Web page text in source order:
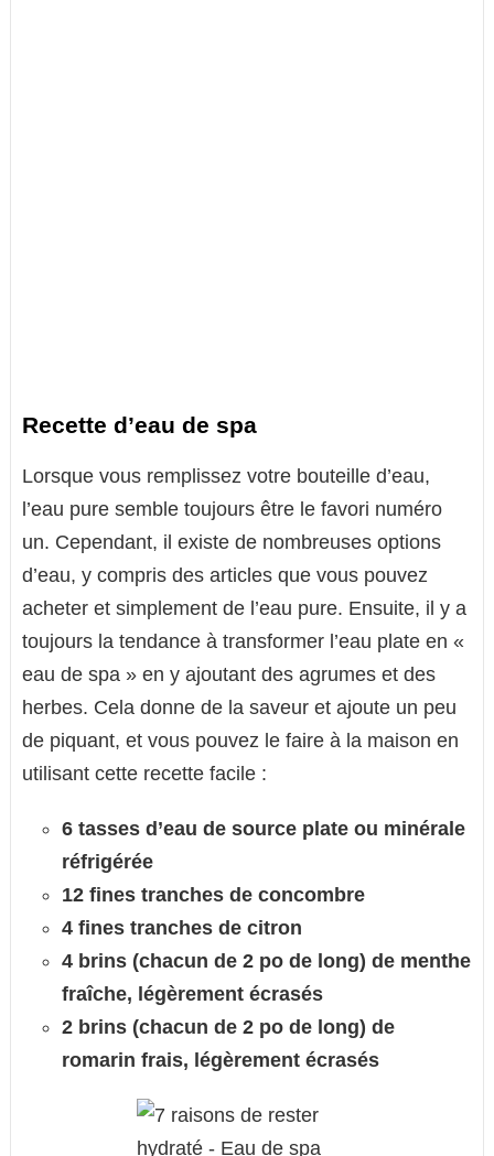
Recette d’eau de spa
Lorsque vous remplissez votre bouteille d’eau,
l’eau pure semble toujours être le favori numéro
un. Cependant, il existe de nombreuses options
d’eau, y compris des articles que vous pouvez
acheter et simplement de l’eau pure. Ensuite, il y a
toujours la tendance à transformer l’eau plate en «
eau de spa » en y ajoutant des agrumes et des
herbes. Cela donne de la saveur et ajoute un peu
de piquant, et vous pouvez le faire à la maison en
utilisant cette recette facile :
6 tasses d’eau de source plate ou minérale
réfrigérée
12 fines tranches de concombre
4 fines tranches de citron
4 brins (chacun de 2 po de long) de menthe
fraîche, légèrement écrasés
2 brins (chacun de 2 po de long) de
romarin frais, légèrement écrasés